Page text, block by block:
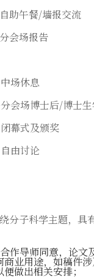
自助午餐/墙报交流
分会场报告
中场休息
分会场博士后/博士
闭幕式及颁奖
自由讨论
分子科学主题，具
作导师同意，论文
业用途，如稿件
做出相关安排；